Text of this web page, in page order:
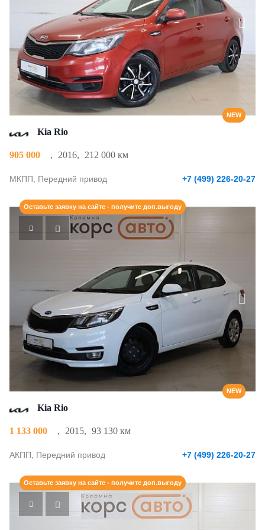
NEW
Kia Rio
905 000 , 2016, 212 000 км
МКПП, Передний привод +7 (499) 226-20-27
NEW
Оставьте заявку на сайте - получите доп.выгоду
Kia Rio
1 133 000 , 2015, 93 130 км
АКПП, Передний привод +7 (499) 226-20-27
Оставьте заявку на сайте - получите доп.выгоду